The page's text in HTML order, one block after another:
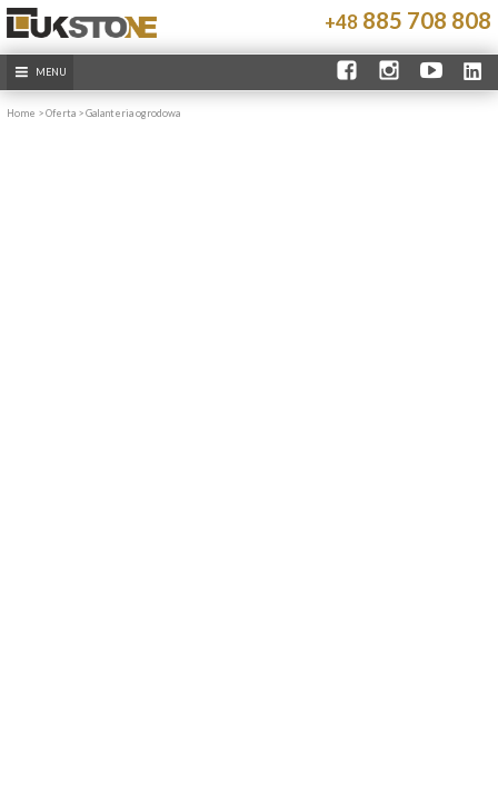
+48885 708 808
MENU
Home >Oferta >Galanteria ogrodowa